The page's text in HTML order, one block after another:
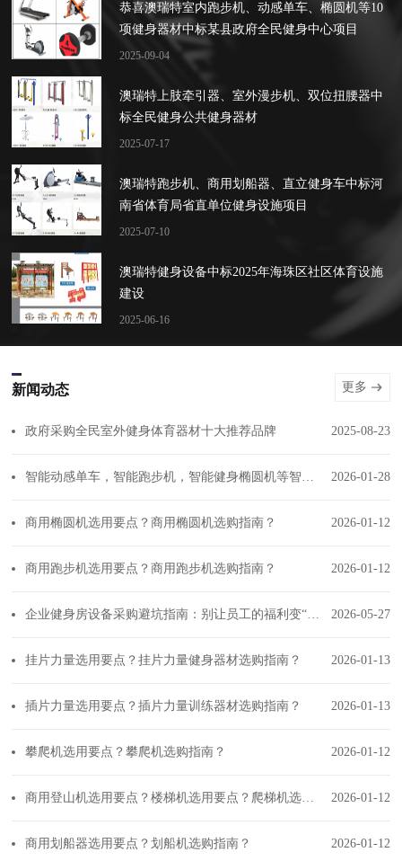
恭喜澳瑞特室内跑步机、动感单车、椭圆机等10
项健身器材中标某县政府全民健身中心项目
2025-09-04
澳瑞特上肢牵引器、室外漫步机、双位扭腰器中
标全民健身公共健身器材
2025-07-17
澳瑞特跑步机、商用划船器、直立健身车中标河
南省体育局省直单位健身设施项目
2025-07-10
澳瑞特健身设备中标2025年海珠区社区体育设施
建设
2025-06-16
更多
新闻动态
2025-08-23
政府采购全民室外健身体育器材十大推荐品牌
2026-01-28
智能动感单车，智能跑步机，智能健身椭圆机等智能健身器材如何选择？
2026-01-12
商用椭圆机选用要点？商用椭圆机选购指南？
2026-01-12
商用跑步机选用要点？商用跑步机选购指南？
2026-05-27
企业健身房设备采购避坑指南：别让员工的福利变“负累”
2026-01-13
挂片力量选用要点？挂片力量健身器材选购指南？
2026-01-13
插片力量选用要点？插片力量训练器材选购指南？
2026-01-12
攀爬机选用要点？攀爬机选购指南？
2026-01-12
商用登山机选用要点？楼梯机选用要点？爬梯机选购指南？
2026-01-12
商用划船器选用要点？划船机选购指南？